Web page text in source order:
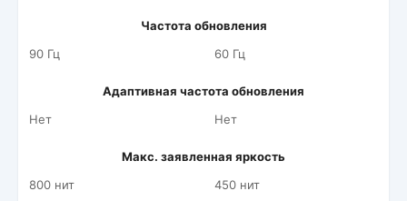
Частота обновления
90 Гц
60 Гц
Адаптивная частота обновления
Нет
Нет
Макс. заявленная яркость
800 нит
450 нит